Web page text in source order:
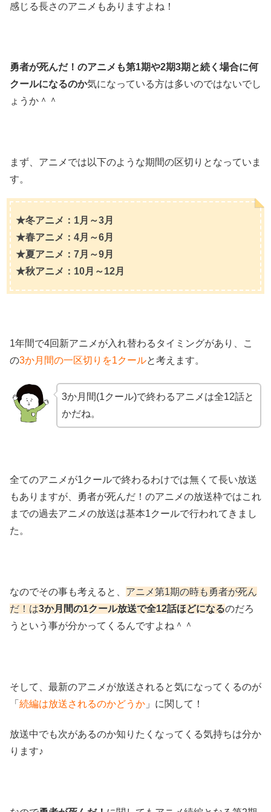
感じる長さのアニメもありますよね！
勇者が死んだ！のアニメも第1期や2期3期と続く場合に何
クールになるのか気になっている方は多いのではないでし
ょうか＾＾
まず、アニメでは以下のような期間の区切りとなっていま
す。
★冬アニメ：1月～3月
★春アニメ：4月～6月
★夏アニメ：7月～9月
★秋アニメ：10月～12月
1年間で4回新アニメが入れ替わるタイミングがあり、こ
の3か月間の一区切りを1クールと考えます。
3か月間(1クール)で終わるアニメは全12話と
かだね。
全てのアニメが1クールで終わるわけでは無くて長い放送
もありますが、勇者が死んだ！のアニメの放送枠ではこれ
までの過去アニメの放送は基本1クールで行われてきまし
た。
なのでその事も考えると、 アニメ第1期の時も勇者が死ん
だ！は3か月間の1クール放送で全12話ほどになるのだろ
うという事が分かってくるんですよね＾＾
そして、最新のアニメが放送されると気になってくるのが
「 続編は放送されるのかどうか 」に関して！
放送中でも次があるのか知りたくなってくる気持ちは分か
ります♪